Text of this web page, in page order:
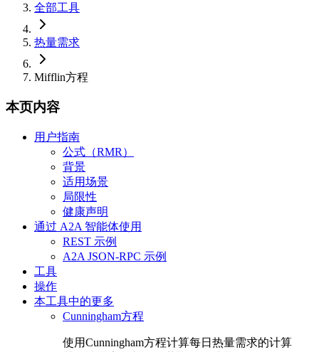
全部工具
热量需求
Mifflin方程
本页内容
用户指南
公式（RMR）
背景
适用场景
局限性
健康声明
通过 A2A 智能体使用
REST 示例
A2A JSON-RPC 示例
工具
操作
本工具中的更多
Cunningham方程
使用Cunningham方程计算每日热量需求的计算